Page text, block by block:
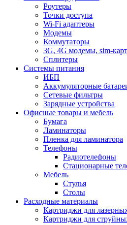
Роутеры
Точки доступа
Wi-Fi адаптеры
Модемы
Коммутаторы
3G, 4G модемы, sim-
Сплитеры
Системы питания
ИБП
Аккумуляторные
Сетевые фильтры
Зарядные устройства
Офисные товары и мебель
Бумага
Ламинаторы
Пленка для ламинатора
Телефоны
Радиотелефоны
Стационарные
Мебель
Стулья
Столы
Расходные материалы
Картриджи для
Картриджи для